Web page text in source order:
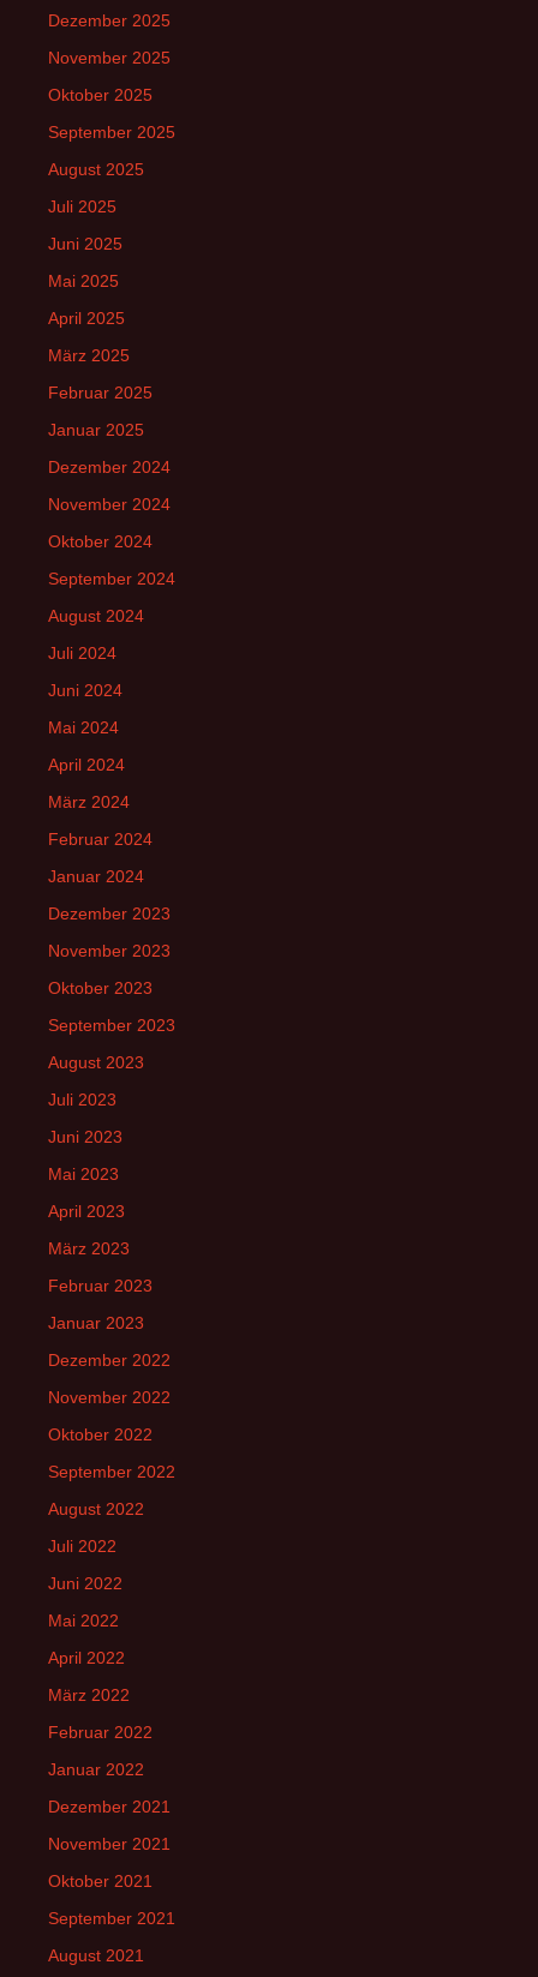
Dezember 2025
November 2025
Oktober 2025
September 2025
August 2025
Juli 2025
Juni 2025
Mai 2025
April 2025
März 2025
Februar 2025
Januar 2025
Dezember 2024
November 2024
Oktober 2024
September 2024
August 2024
Juli 2024
Juni 2024
Mai 2024
April 2024
März 2024
Februar 2024
Januar 2024
Dezember 2023
November 2023
Oktober 2023
September 2023
August 2023
Juli 2023
Juni 2023
Mai 2023
April 2023
März 2023
Februar 2023
Januar 2023
Dezember 2022
November 2022
Oktober 2022
September 2022
August 2022
Juli 2022
Juni 2022
Mai 2022
April 2022
März 2022
Februar 2022
Januar 2022
Dezember 2021
November 2021
Oktober 2021
September 2021
August 2021